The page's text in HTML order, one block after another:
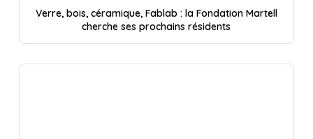
Verre, bois, céramique, Fablab : la Fondation Martell
cherche ses prochains résidents